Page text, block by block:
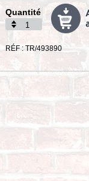
Quantité
RÉF : TR/493890